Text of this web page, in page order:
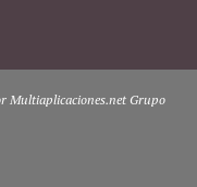
Multiaplicaciones.net Grupo